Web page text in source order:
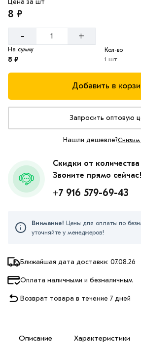
Ближайшая дата доставки: 07.08.26
Оплата наличными и безналичным
Возврат товара в течение 7 дней
8 ₽
- +
На сумму
8 ₽
Кол-во
1 шт
Добавить в
Запросить оптовую
Нашли дешевле?
Скидки от количества
Звоните прямо сейчас!
+7 916 579-69-43
Внимание! Цены для оплаты по
уточняйте у менеджеров!
Описание Характеристики